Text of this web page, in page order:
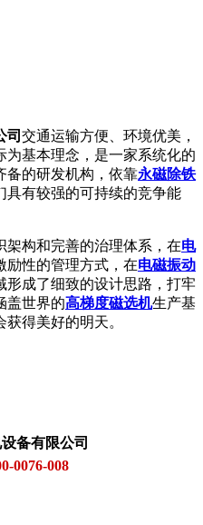
司 交通运输方便、环境优美，
为基本理念，是一家系统化的
备的研发机构，依靠永磁除铁
具有较强的可持续的竞争能
构和完善的治理体系，在电
励性的管理方式，在电磁振动
形成了细致的设计思路，打牢
盖世界的高梯度磁选机生产基
得美好的明天。
备有限公司
0076-008